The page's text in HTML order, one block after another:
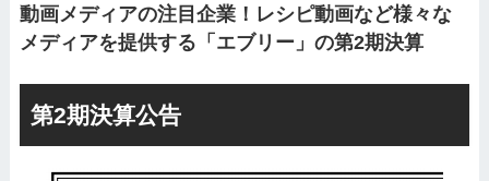
動画メディアの注目企業！レシピ動画など様々な
メディアを提供する「エブリー」の第2期決算
第2期決算公告